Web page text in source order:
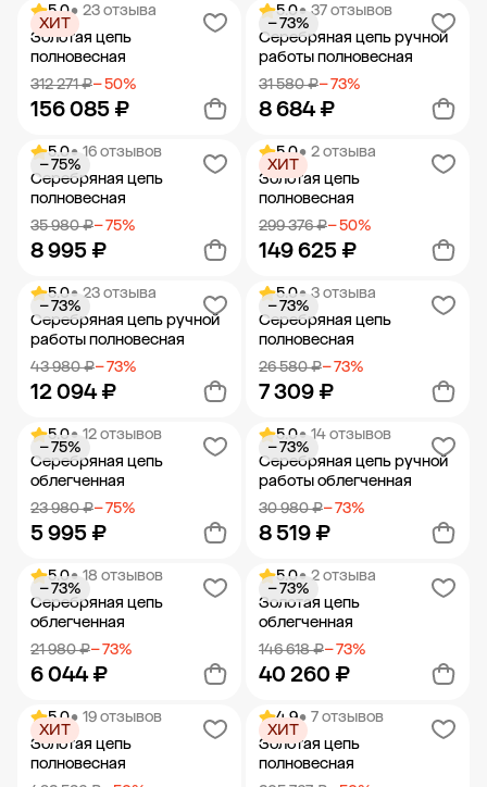
Добавить в корзину Добавить в корзину
5.0• 23 отзыва
Золотая цепь
полновесная
312 271 ₽− 50%
156 085 ₽
ХИТ
Добавить в корзину
5.0• 37 отзывов
Серебряная цепь ручной
работы полновесная
31 580 ₽− 73%
8 684 ₽
− 73%
Добавить в корзину
5.0• 16 отзывов
Серебряная цепь
полновесная
35 980 ₽− 75%
8 995 ₽
− 75%
Добавить в корзину
5.0• 2 отзыва
Золотая цепь
полновесная
299 376 ₽− 50%
149 625 ₽
ХИТ
Добавить в корзину
5.0• 23 отзыва
Серебряная цепь ручной
работы полновесная
43 980 ₽− 73%
12 094 ₽
− 73%
Добавить в корзину
5.0• 3 отзыва
Серебряная цепь
полновесная
26 580 ₽− 73%
7 309 ₽
− 73%
Добавить в корзину
5.0• 12 отзывов
Серебряная цепь
облегченная
23 980 ₽− 75%
5 995 ₽
− 75%
Добавить в корзину
5.0• 14 отзывов
Серебряная цепь ручной
работы облегченная
30 980 ₽− 73%
8 519 ₽
− 73%
Добавить в корзину
5.0• 18 отзывов
Серебряная цепь
облегченная
21 980 ₽− 73%
6 044 ₽
− 73%
Добавить в корзину
5.0• 2 отзыва
Золотая цепь
облегченная
146 618 ₽− 73%
40 260 ₽
− 73%
Добавить в корзину
5.0• 19 отзывов
Золотая цепь
полновесная
ХИТ
4.9• 7 отзывов
Золотая цепь
полновесная
ХИТ